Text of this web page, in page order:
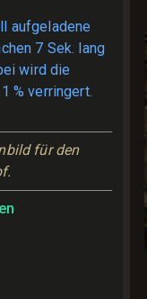
aufgeladene
7 Sek. lang
wird die
% verringert.
für den